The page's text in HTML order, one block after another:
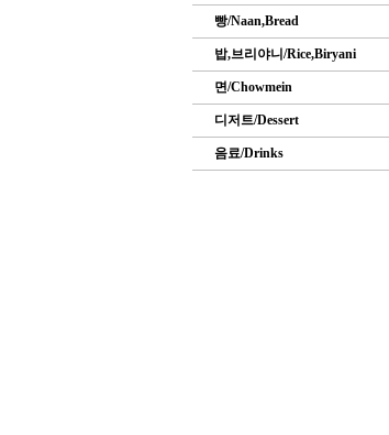
빵/Naan,Bread
밥,브리야니/Rice,Biryani
면/Chowmein
디저트/Dessert
음료/Drinks